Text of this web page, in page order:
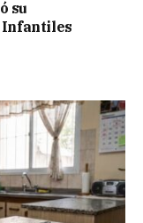
su
Infantiles